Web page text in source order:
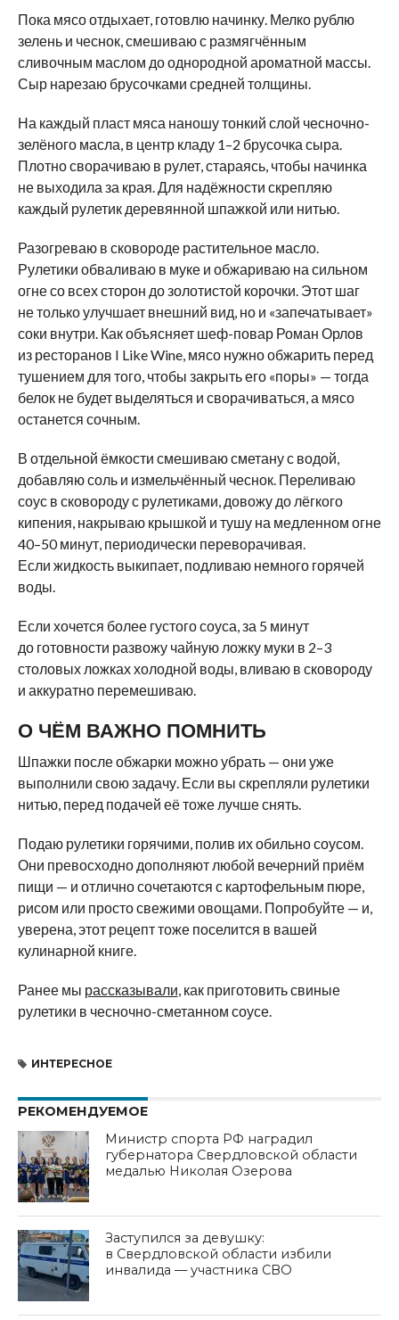
Пока мясо отдыхает, готовлю начинку. Мелко рублю
зелень и чеснок, смешиваю с размягчённым
сливочным маслом до однородной ароматной массы.
Сыр нарезаю брусочками средней толщины.
На каждый пласт мяса наношу тонкий слой чесночно-
зелёного масла, в центр кладу 1–2 брусочка сыра.
Плотно сворачиваю в рулет, стараясь, чтобы начинка
не выходила за края. Для надёжности скрепляю
каждый рулетик деревянной шпажкой или нитью.
Разогреваю в сковороде растительное масло.
Рулетики обваливаю в муке и обжариваю на сильном
огне со всех сторон до золотистой корочки. Этот шаг
не только улучшает внешний вид, но и «запечатывает»
соки внутри. Как объясняет шеф-повар Роман Орлов
из ресторанов I Like Wine, мясо нужно обжарить перед
тушением для того, чтобы закрыть его «поры» — тогда
белок не будет выделяться и сворачиваться, а мясо
останется сочным.
В отдельной ёмкости смешиваю сметану с водой,
добавляю соль и измельчённый чеснок. Переливаю
соус в сковороду с рулетиками, довожу до лёгкого
кипения, накрываю крышкой и тушу на медленном огне
40–50 минут, периодически переворачивая.
Если жидкость выкипает, подливаю немного горячей
воды.
Если хочется более густого соуса, за 5 минут
до готовности развожу чайную ложку муки в 2–3
столовых ложках холодной воды, вливаю в сковороду
и аккуратно перемешиваю.
О ЧЁМ ВАЖНО ПОМНИТЬ
Шпажки после обжарки можно убрать — они уже
выполнили свою задачу. Если вы скрепляли рулетики
нитью, перед подачей её тоже лучше снять.
Подаю рулетики горячими, полив их обильно соусом.
Они превосходно дополняют любой вечерний приём
пищи — и отлично сочетаются с картофельным пюре,
рисом или просто свежими овощами. Попробуйте — и,
уверена, этот рецепт тоже поселится в вашей
кулинарной книге.
Ранее мы рассказывали, как приготовить свиные
рулетики в чесночно-сметанном соусе.
ИНТЕРЕСНОЕ
РЕКОМЕНДУЕМОЕ
Министр спорта РФ наградил
губернатора Свердловской области
медалью Николая Озерова
Заступился за девушку:
в Свердловской области избили
инвалида — участника СВО